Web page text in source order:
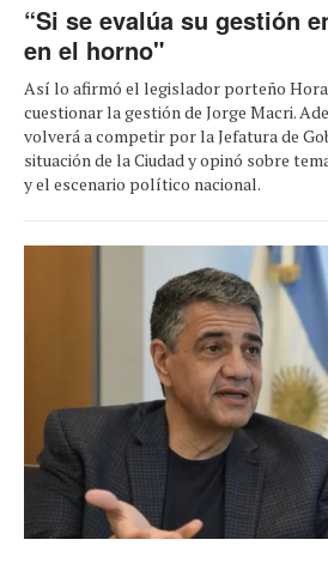
“Si se evalúa su gestión
en el horno"
Así lo afirmó el legislador porteño
cuestionar la gestión de Jorge Macri.
volverá a competir por la Jefatura de
situación de la Ciudad y opinó sobre
y el escenario político nacional.